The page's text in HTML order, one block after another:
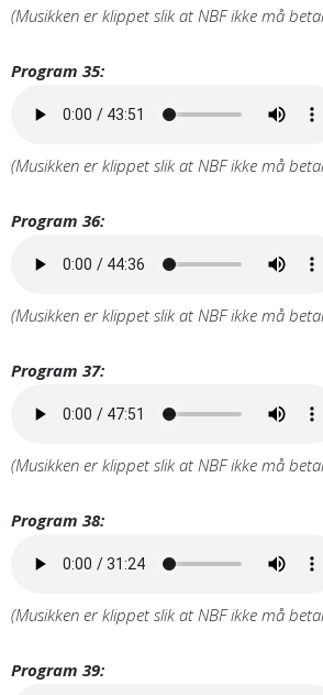
(Musikken er klippet slik at NBF ikke må
Program 35:
(Musikken er klippet slik at NBF ikke må
Program 36:
(Musikken er klippet slik at NBF ikke må
Program 37:
(Musikken er klippet slik at NBF ikke må
Program 38:
(Musikken er klippet slik at NBF ikke må
Program 39: